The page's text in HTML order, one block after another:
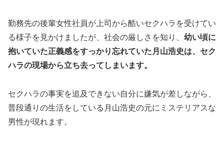
勤務先の後輩女性社員が上司から酷いセクハラを受けてい
る様子を見かけましたが、社会の厳しさを知り、 幼い頃に
抱いていた正義感をすっかり忘れていた月山浩史は、セク
ハラの現場から立ち去ってしまいます。
セクハラの事実を追及できない自分に嫌気が差しながら、
普段通りの生活をしている月山浩史の元に ミステリアスな
男性が現れます。